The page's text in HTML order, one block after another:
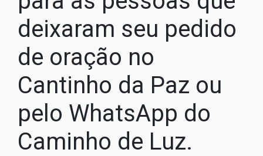
deixaram seu pedido
de oração no
Cantinho da Paz ou
pelo WhatsApp do
Caminho de Luz.